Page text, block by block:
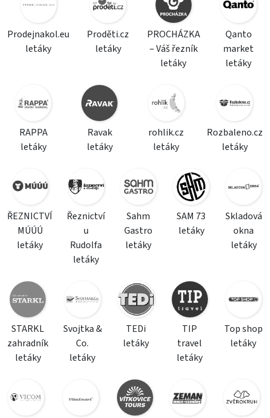
Prodejnakol.eu
letáky
Proděti.cz
letáky
PROCHÁZKA
– Váš řezník
letáky
Qanto
market
letáky
RAPPA
letáky
Ravak
letáky
rohlik.cz
letáky
Rozbaleno.cz
letáky
ŘEZNICTVÍ
MÚÚÚ
letáky
Řeznictví
u
Rudolfa
letáky
Sahm
Gastro
letáky
SAM 73
letáky
Skladová
okna
letáky
STARKL
zahradník
letáky
Svojtka &
Co.
letáky
TEDi
letáky
TIP
travel
letáky
Top shop
letáky